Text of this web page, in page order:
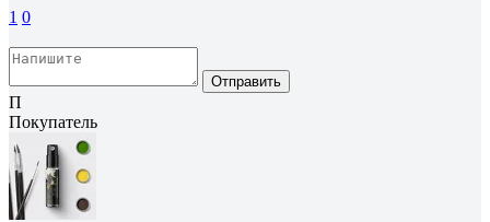
1 0
Отправить
П
Покупатель